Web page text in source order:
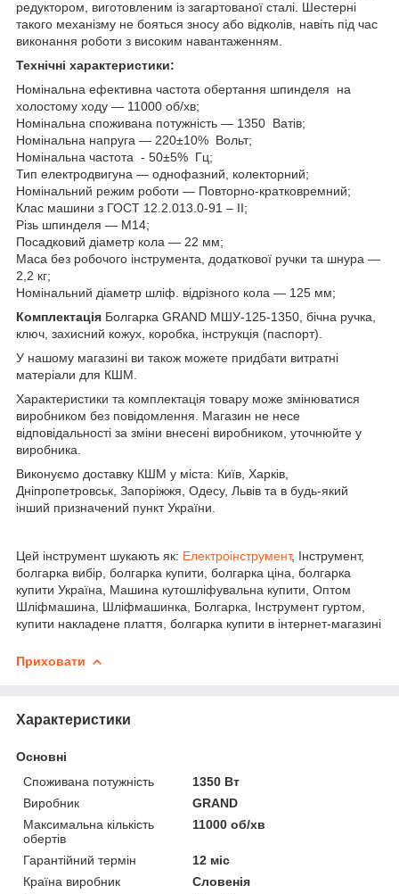
редуктором, виготовленим із загартованої сталі. Шестерні
такого механізму не бояться зносу або відколів, навіть під час
виконання роботи з високим навантаженням.
Технічні характеристики:
Номінальна ефективна частота обертання шпинделя на
холостому ходу — 11000 об/хв;
Номінальна споживана потужність — 1350 Ватів;
Номінальна напруга — 220±10% Вольт;
Номінальна частота - 50±5% Гц;
Тип електродвигуна — однофазний, колекторний;
Номінальний режим роботи — Повторно-кратковремний;
Клас машини з ГОСТ 12.2.013.0-91 – II;
Різь шпинделя — М14;
Посадковий діаметр кола — 22 мм;
Маса без робочого інструмента, додаткової ручки та шнура —
2,2 кг;
Номінальний діаметр шліф. відрізного кола — 125 мм;
Комплектація Болгарка GRAND МШУ-125-1350, бічна ручка,
ключ, захисний кожух, коробка, інструкція (паспорт).
У нашому магазині ви також можете придбати витратні
матеріали для КШМ.
Характеристики та комплектація товару може змінюватися
виробником без повідомлення. Магазин не несе
відповідальності за зміни внесені виробником, уточнюйте у
виробника.
Виконуємо доставку КШМ у міста: Київ, Харків,
Дніпропетровськ, Запоріжжя, Одесу, Львів та в будь-який
інший призначений пункт України.
Цей інструмент шукають як: Електроінструмент, Інструмент,
болгарка вибір, болгарка купити, болгарка ціна, болгарка
купити Україна, Машина кутошліфувальна купити, Оптом
Шліфмашина, Шліфмашинка, Болгарка, Інструмент гуртом,
купити накладене плаття, болгарка купити в інтернет-магазині
Приховати
Характеристики
Основні
Споживана потужність
1350 Вт
Виробник
GRAND
Максимальна кількість
обертів
11000 об/хв
Гарантійний термін
12 міс
Країна виробник
Словенія